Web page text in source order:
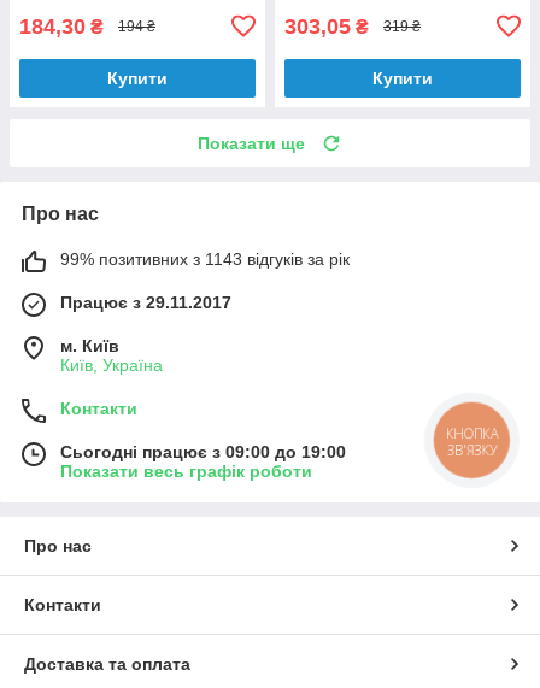
184,30 ₴ 194 ₴
Купити
303,05 ₴ 319 ₴
Купити
Показати ще
Про нас
99% позитивних з 1143 відгуків за рік
Працює з 29.11.2017
м. Київ
Київ, Україна
Контакти
Сьогодні працює з 09:00 до 19:00
Показати весь графік роботи
Про нас
Контакти
Доставка та оплата
КНОПКА
ЗВ'ЯЗКУ